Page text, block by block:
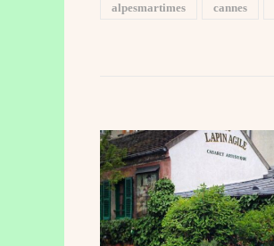
alpesmartimes cannes